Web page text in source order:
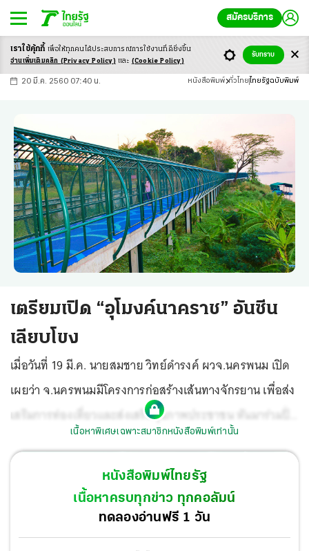
สมัครบริการ
-ก ก ก+
20 มี.ค. 2560 07:40 น. หนังสือพิมพ์ ทั่วไทย ไทยรัฐฉบับพิมพ์
เตรียมเปิด “อุโมงค์นาคราช” อันซีน
เลียบโขง
เมื่อวันที่ 19 มี.ค. นายสมชาย วิทย์ดำรงค์ ผวจ.นครพนม เปิด
เผยว่า จ.นครพนมมีโครงการก่อสร้างเส้นทางจักรยาน เพื่อส่ง
เสริมการท่องเที่ยวและส่งเสริมสุขภาพประชาชน หันมาร่วมปั่น
จักรยานเพื่อสุขภาพ อีกทั้งเป็นการเผยแพร่ประชาสัมพันธ์
ดึงดูดนักท่องเที่ยว ควบคู่กับการพัฒนาเศรษฐกิจ โดยได้รับ
จัดสรรงบประมาณจากหลายฝ่าย นำร่องเบื้องต้นกว่า 200
ล้านบาท เชื่อมแลนด์มาร์กสำคัญ สามที่สุด คือ 1. ศักดิ์สิทธิ์
ที่สุด คือองค์พระธาตุพนม 2.สวยที่สุด คือสะพานมิตรภาพ
เนื้อหาพิเศษเฉพาะสมาชิกหนังสือพิมพ์เท่านั้น
หนังสือพิมพ์ไทยรัฐ
เนื้อหาครบทุกข่าว ทุกคอลัมน์
ทดลองอ่านฟรี 1 วัน
เราใช้คุ้กกี้ เพื่อให้ทุกคนได้ประสบการณ์การใช้งานที่ดียิ่งขึ้น
อ่านเพิ่มเติมคลิก (Privacy Policy) และ (Cookie Policy)
รับทราบ